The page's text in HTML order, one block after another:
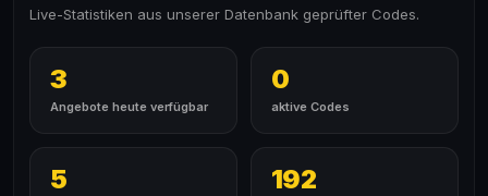
Live-Statistiken aus unserer Datenbank geprüfter Codes.
3
Angebote heute verfügbar
0
aktive Codes
5 192